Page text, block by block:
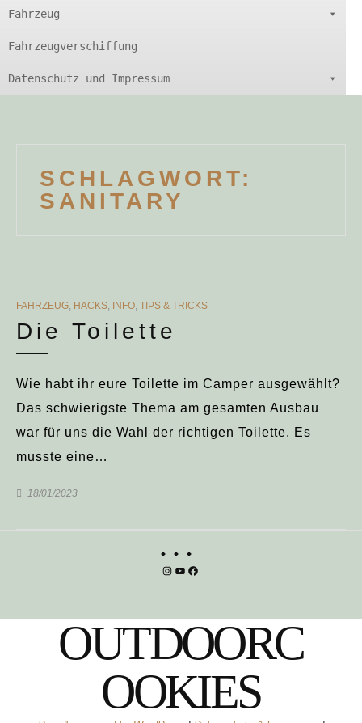
Fahrzeug
Fahrzeugverschiffung
Datenschutz und Impressum
SCHLAGWORT:
SANITARY
CATEGORIES
FAHRZEUG, HACKS, INFO, TIPS & TRICKS
Die Toilette
Wie habt ihr eure Toilette im Camper ausgewählt?
Das schwierigste Thema am gesamten Ausbau
war für uns die Wahl der richtigen Toilette. Es
musste eine…
18/01/2023
Instagram
YouTube
Facebook
OUTDOORC
OOKIES